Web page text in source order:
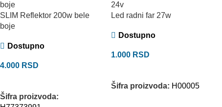
SLIM Reflektor 200w bele
boje
Dostupno
4.000 RSD
Šifra proizvoda:
Led radni far 27w
Dostupno
1.000 RSD
Šifra proizvoda: H00005